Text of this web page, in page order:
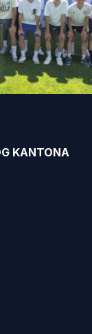
KANTONA